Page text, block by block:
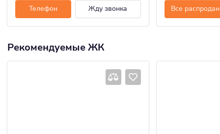
Телефон Жду звонка Все
Рекомендуемые ЖК